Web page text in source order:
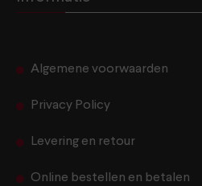
Algemene voorwaarden
Privacy Policy
Levering en retour
Online bestellen en betalen